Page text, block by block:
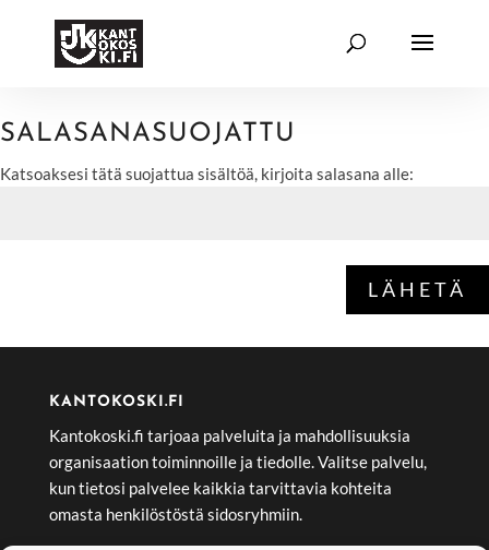
SALASANASUOJATTU
Katsoaksesi tätä suojattua sisältöä, kirjoita salasana alle:
LÄHETÄ
KANTOKOSKI.FI
Kantokoski.fi tarjoaa palveluita ja mahdollisuuksia
organisaation toiminnoille ja tiedolle. Valitse palvelu,
kun tietosi palvelee kaikkia tarvittavia kohteita
omasta henkilöstöstä sidosryhmiin.